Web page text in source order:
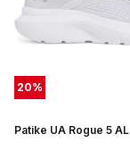
20%
Patike UA Rogue 5 AL